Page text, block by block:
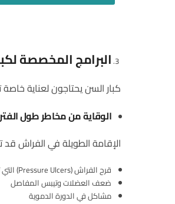
البرامج المخصصة
كبار السن يحتاجون لعناية
الوقاية من مخاطر طول
الإقامة الطويلة في الفراش
قرح الفراش (Pressure Ulcers) التي تحدث بسبب الضغط المستمر على نقاط معينة في الجسم
ضعف العضلات وتيبس المفاصل
مشاكل في الدورة الدموية